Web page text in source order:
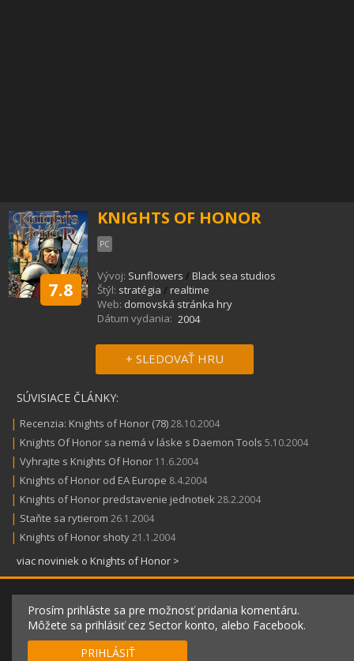
7.8
KNIGHTS OF HONOR
PC
Vývoj: Sunflowers / Black sea studios
Štýl: stratégia / realtime
Web: domovská stránka hry
Dátum vydania: 2004
+ SLEDOVAŤ HRU
SÚVISIACE ČLÁNKY:
| Recenzia: Knights of Honor (78)28.10.2004
| Knights Of Honor sa nemá v láske s Daemon Tools 5.10.2004
| Vyhrajte s Knights Of Honor 11.6.2004
| Knights of Honor od EA Europe 8.4.2004
| Knights of Honor predstavenie jednotiek28.2.2004
| Staňte sa rytierom 26.1.2004
| Knights of Honor shoty21.1.2004
viac noviniek o Knights of Honor >
Prosím prihláste sa pre možnosť pridania komentáru.
Môžete sa prihlásiť cez Sector konto, alebo Facebook.
PRIHLÁSIŤ